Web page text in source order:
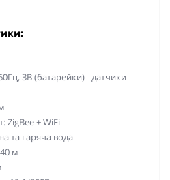
3В (батарейки) - датчики
ZigBee + WiFi
та гаряча вода
40 м